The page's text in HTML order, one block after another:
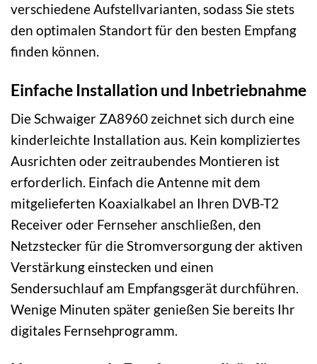
verschiedene Aufstellvarianten, sodass Sie stets
den optimalen Standort für den besten Empfang
finden können.
Einfache Installation und Inbetriebnahme
Die Schwaiger ZA8960 zeichnet sich durch eine
kinderleichte Installation aus. Kein kompliziertes
Ausrichten oder zeitraubendes Montieren ist
erforderlich. Einfach die Antenne mit dem
mitgelieferten Koaxialkabel an Ihren DVB-T2
Receiver oder Fernseher anschließen, den
Netzstecker für die Stromversorgung der aktiven
Verstärkung einstecken und einen
Sendersuchlauf am Empfangsgerät durchführen.
Wenige Minuten später genießen Sie bereits Ihr
digitales Fernsehprogramm.